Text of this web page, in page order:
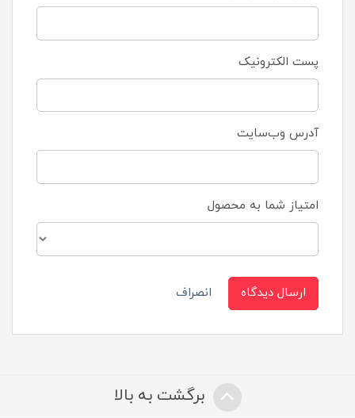
پست الکترونیک
آدرس وب‌سایت
امتیاز شما به محصول
ارسال دیدگاه انصراف
برگشت به بالا